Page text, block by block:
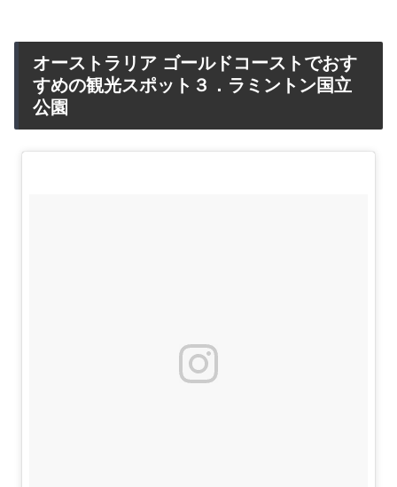
オーストラリア ゴールドコーストでおす
すめの観光スポット３．ラミントン国立
公園